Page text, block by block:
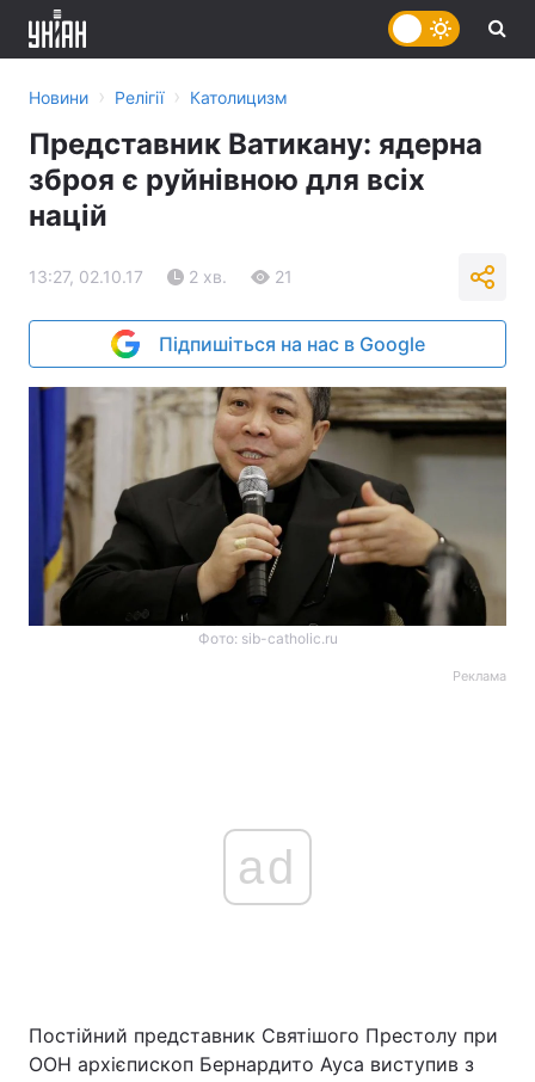
Новини › Релігії › Католицизм
Представник Ватикану: ядерна
зброя є руйнівною для всіх
націй
13:27, 02.10.17 2 хв. 21
Підпишіться на нас в Google
Фото: sib-catholic.ru
Реклама
ad
Постійний представник Святішого Престолу при
ООН архієпископ Бернардито Ауса виступив з